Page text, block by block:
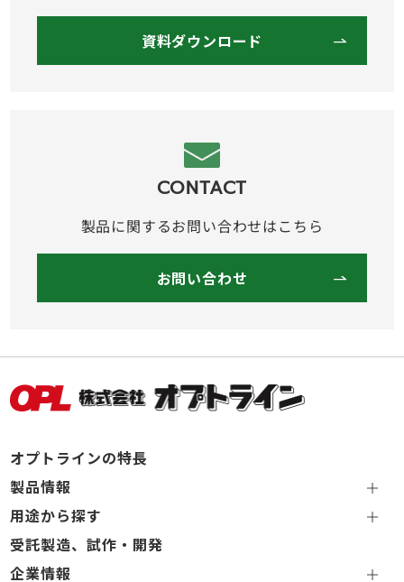
資料ダウンロード
CONTACT
製品に関するお問い合わせはこちら
お問い合わせ
オプトラインの特長
製品情報
用途から探す
受託製造、試作・開発
企業情報